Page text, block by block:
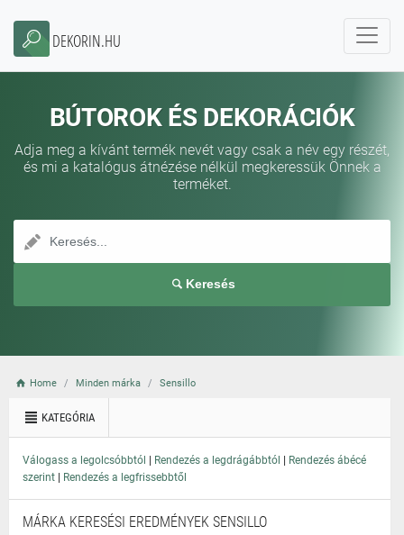
DEKORIN.HU
BÚTOROK ÉS DEKORÁCIÓK
Adja meg a kívánt termék nevét vagy csak a név egy részét,
és mi a katalógus átnézése nélkül megkeressük Önnek a
terméket.
Keresés
Home Minden márka Sensillo
KATEGÓRIA
Válogass a legolcsóbbtól | Rendezés a legdrágábbtól | Rendezés ábécé
szerint | Rendezés a legfrissebbtől
MÁRKA KERESÉSI EREDMÉNYEK SENSILLO